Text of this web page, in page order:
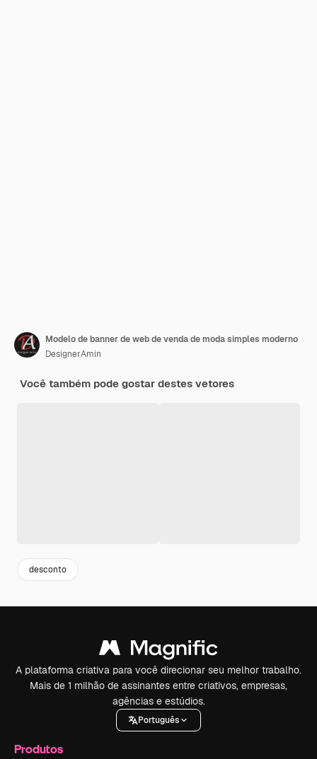
Modelo de banner de web de venda de moda simples moderno
DesignerAmin
Você também pode gostar destes vetores
desconto
A plataforma criativa para você direcionar seu melhor trabalho.
Mais de 1 milhão de assinantes entre criativos, empresas,
agências e estúdios.
Português
Produtos